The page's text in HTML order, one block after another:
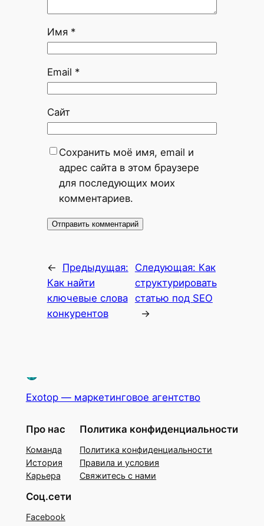
Имя *
Email *
Сайт
Сохранить моё имя, email и
адрес сайта в этом браузере
для последующих моих
комментариев.
←
Предыдущая:
Как найти
ключевые слова
конкурентов
Следующая: Как
структурировать
статью под SEO
→
Exotop — маркетинговое агентство
Про нас
Команда
История
Карьера
Политика конфиденциальности
Политика конфиденциальности
Правила и условия
Свяжитесь с нами
Соц.сети
Facebook